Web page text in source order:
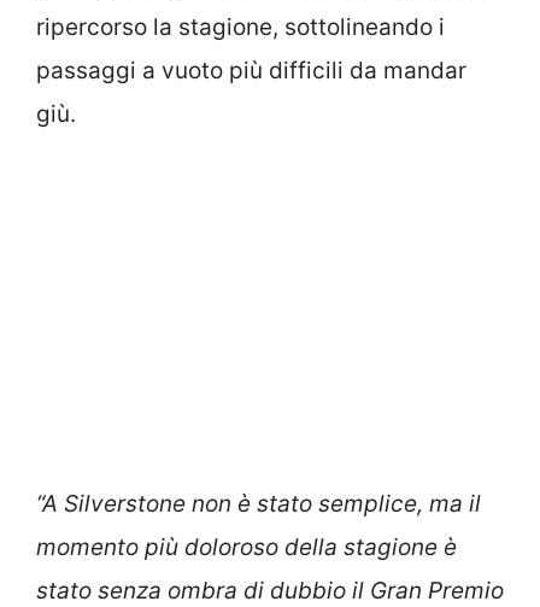
ripercorso la stagione, sottolineando i
passaggi a vuoto più difficili da mandar
giù.
“A Silverstone non è stato semplice, ma il
momento più doloroso della stagione è
stato senza ombra di dubbio il Gran Premio